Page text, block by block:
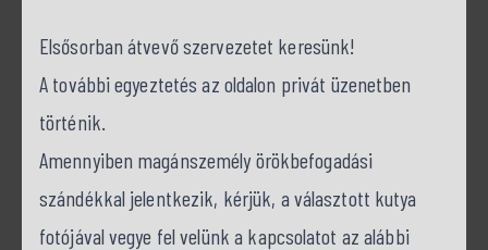
Elsősorban átvevő szervezetet keresünk!
A további egyeztetés az oldalon privát üzenetben
történik.
Amennyiben magánszemély örökbefogadási
szándékkal jelentkezik, kérjük, a választott kutya
fotójával vegye fel velünk a kapcsolatot az alábbi